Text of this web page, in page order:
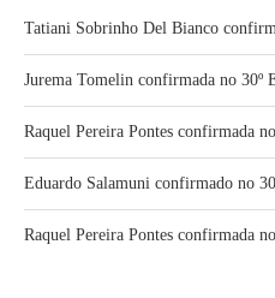
Tatiani Sobrinho Del Bianco
Jurema Tomelin confirmada no 30º
Raquel Pereira Pontes confirmada
Eduardo Salamuni confirmado no
Raquel Pereira Pontes confirmada